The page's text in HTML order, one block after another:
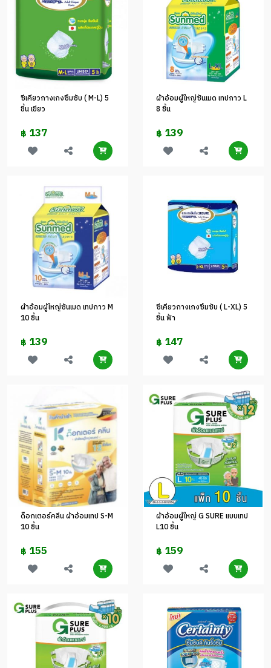
ซีเคียวกางเกงซึมซับ ( M-L) 5
ชิ้น เขียว
฿ 137
ผ้าอ้อมผู้ใหญ่ซันเมด เทปกาว L
8 ชิ้น
฿ 139
ผ้าอ้อมผู้ใหญ่ซันเมด เทปกาว M
10 ชิ้น
฿ 139
ซีเคียวกางเกงซึมซับ ( L-XL) 5
ชิ้น ฟ้า
฿ 147
ด็อกเตอร์คลีน ผ้าอ้อมเทป S-M
10 ชิ้น
฿ 155
ผ้าอ้อมผู้ใหญ่ G SURE แบบเทป
L10 ชิ้น
฿ 159